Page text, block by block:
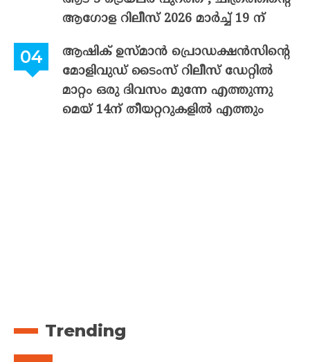
ആഗോള റിലീസ് 2026 മാർച്ച് 19 ന്
ആഷിക് ഉസ്മാൻ പ്രൊഡക്ഷൻസിന്റെ
മോളിവുഡ് ടൈംസ് റിലീസ് ഡേറ്റിൽ
മാറ്റം ഒരു ദിവസം മുന്നേ എത്തുന്നു
മെയ് 14ന് തീയറ്ററുകളിൽ എത്തും
Trending